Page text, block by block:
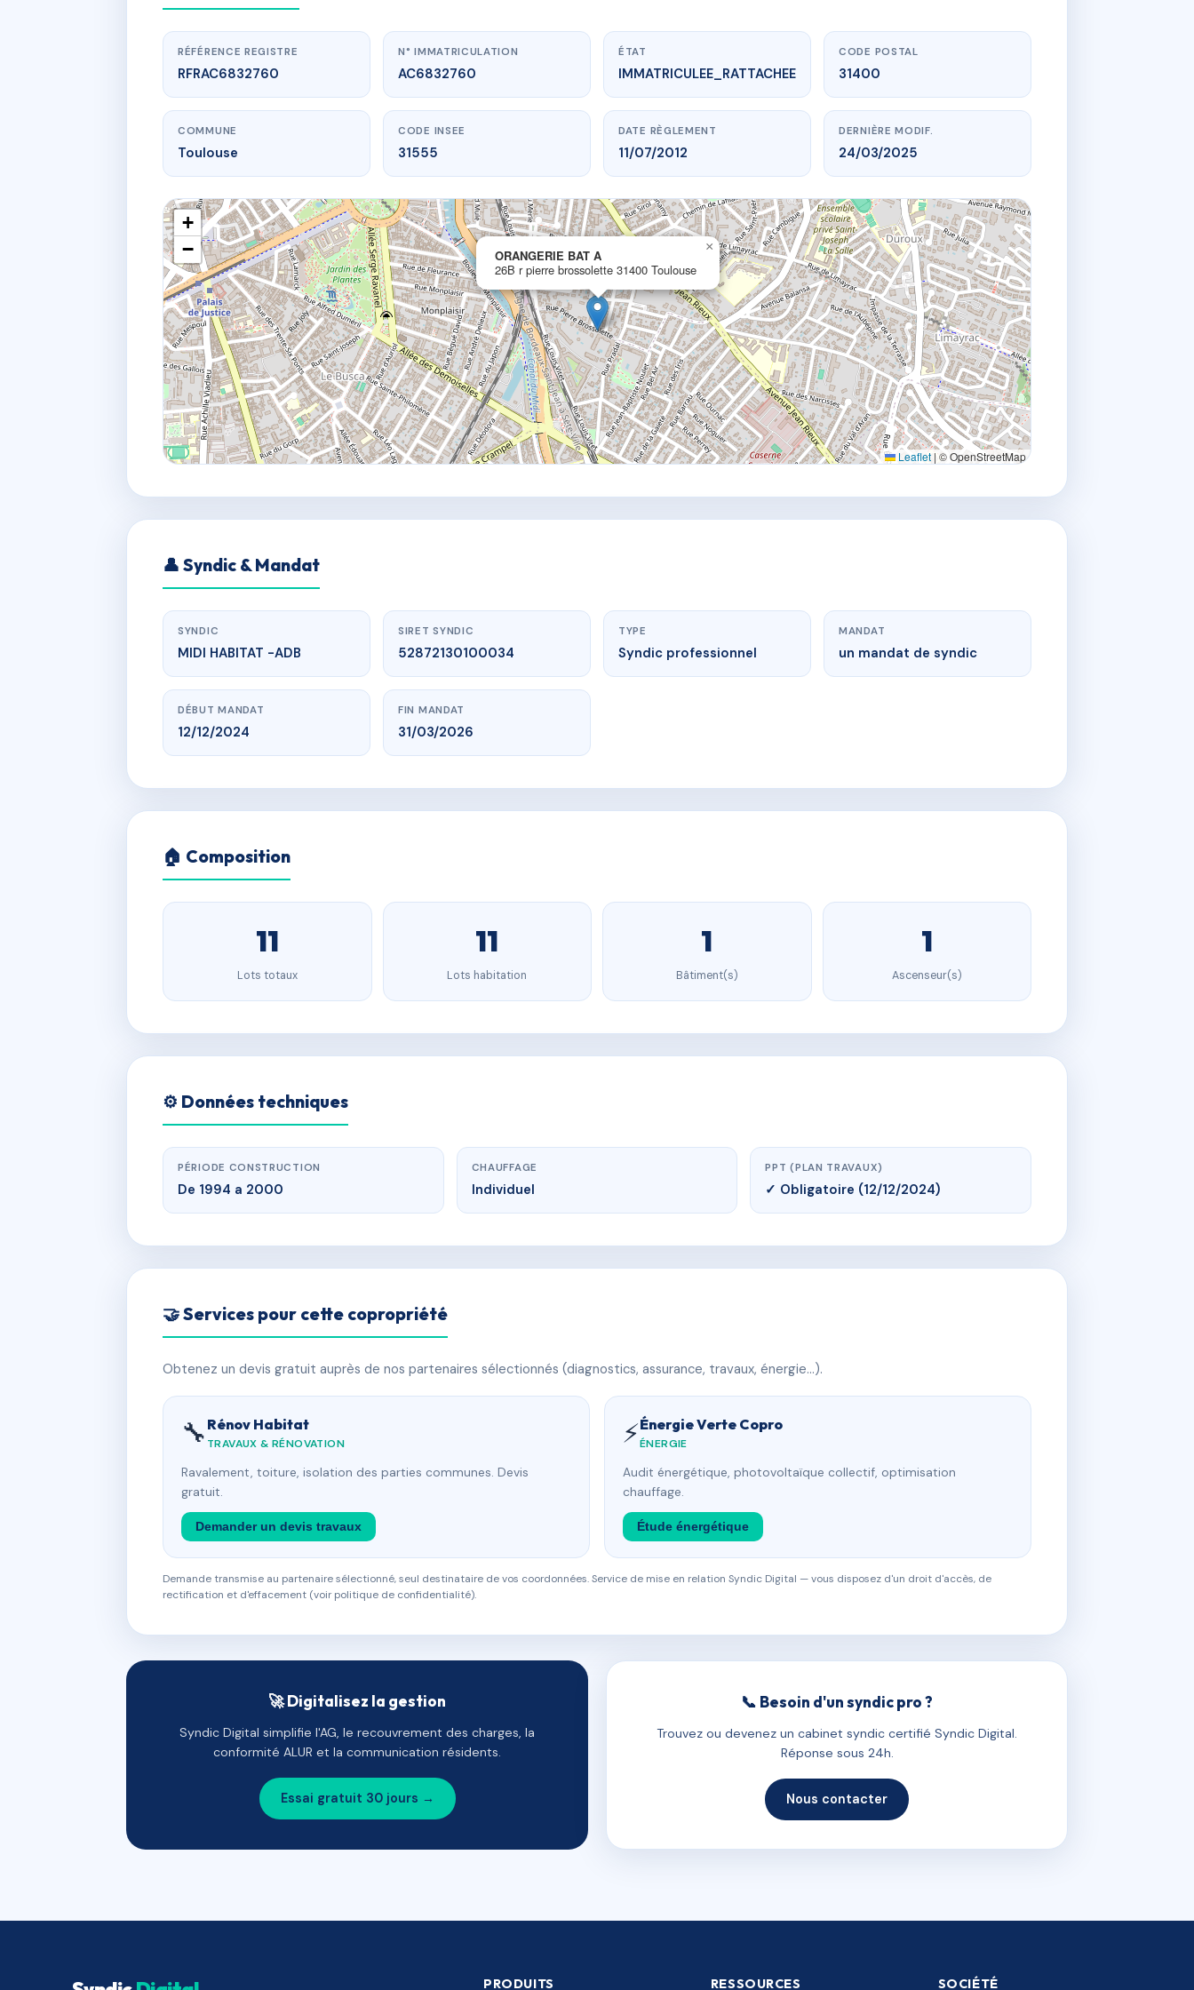
www.vme.plus/AC6832760
ORANGERIE BAT A
26B r pierre brossolette31400 Toulouse
RÉFÉRENCE REGISTRE
RFRAC6832760
N° IMMATRICULATION
AC6832760
ÉTAT
IMMATRICULEE_RATTACHEE
CODE POSTAL
31400
COMMUNE
Toulouse
CODE INSEE
31555
DATE RÈGLEMENT
11/07/2012
DERNIÈRE MODIF.
24/03/2025
ORANGERIE BAT A
26B r pierre brossolette 31400 Toulouse
×
+
−
Leaflet |© OpenStreetMap
👤 Syndic & Mandat
SYNDIC
MIDI HABITAT -ADB
SIRET SYNDIC
52872130100034
TYPE
Syndic professionnel
MANDAT
un mandat de syndic
DÉBUT MANDAT
12/12/2024
FIN MANDAT
31/03/2026
🏠 Composition
11
Lots totaux
11
Lots habitation
1
Bâtiment(s)
1
Ascenseur(s)
⚙️ Données techniques
PÉRIODE CONSTRUCTION
De 1994 a 2000
CHAUFFAGE
Individuel
PPT (PLAN TRAVAUX)
✓ Obligatoire (12/12/2024)
🤝 Services pour cette copropriété
Obtenez un devis gratuit auprès de nos partenaires sélectionnés (diagnostics, assurance, travaux, énergie…).
🔧 Rénov Habitat
TRAVAUX & RÉNOVATION
Ravalement, toiture, isolation des parties communes. Devis
gratuit.
Demander un devis travaux
⚡Énergie Verte Copro
ÉNERGIE
Audit énergétique, photovoltaïque collectif, optimisation
chauffage.
Étude énergétique
Demande transmise au partenaire sélectionné, seul destinataire de vos coordonnées. Service de mise en relation Syndic Digital — vous disposez d'un droit d'accès, de
rectification et d'effacement (voir politique de confidentialité).
🚀 Digitalisez la gestion
Syndic Digital simplifie l'AG, le recouvrement des charges, la
conformité ALUR et la communication résidents.
Essai gratuit 30 jours →
📞 Besoin d'un syndic pro ?
Trouvez ou devenez un cabinet syndic certifié Syndic Digital.
Réponse sous 24h.
Nous contacter
PRODUITS RESSOURCES SOCIÉTÉ